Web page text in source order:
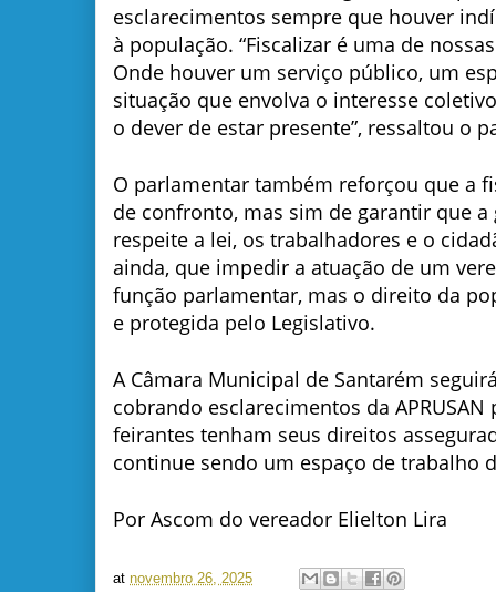
esclarecimentos sempre que houver
à população. “Fiscalizar é uma de
Onde houver um serviço público, um
situação que envolva o interesse
o dever de estar presente”, ressaltou o
O parlamentar também reforçou que a
de confronto, mas sim de garantir que
respeite a lei, os trabalhadores e o
ainda, que impedir a atuação de um
função parlamentar, mas o direito da
e protegida pelo Legislativo.
A Câmara Municipal de Santarém
cobrando esclarecimentos da
feirantes tenham seus direitos
continue sendo um espaço de trabalho
Por Ascom do vereador Elielton Lira
at novembro 26, 2025